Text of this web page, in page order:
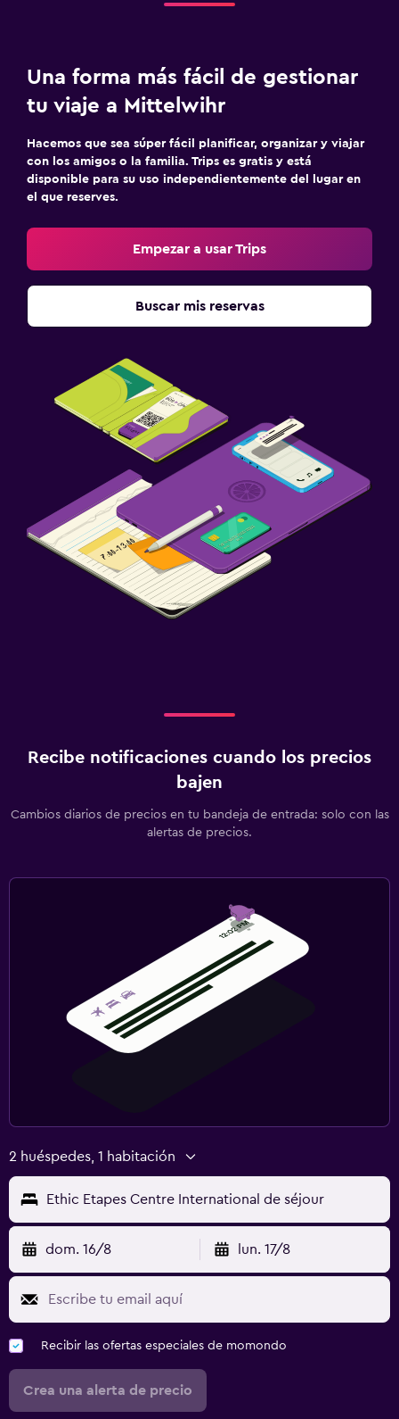
Una forma más fácil de gestionar
tu viaje a Mittelwihr
Hacemos que sea súper fácil planificar, organizar y viajar
con los amigos o la familia. Trips es gratis y está
disponible para su uso independientemente del lugar en
el que reserves.
Empezar a usar Trips
Buscar mis reservas
Recibe notificaciones cuando los precios
bajen
Cambios diarios de precios en tu bandeja de entrada: solo con las
alertas de precios.
2 huéspedes, 1 habitación
Ethic Etapes Centre International de séjour
dom. 16/8 lun. 17/8
Recibir las ofertas especiales de momondo
Crea una alerta de precio